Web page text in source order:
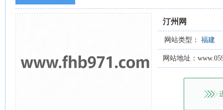
汀州网
网站类型： 福建
网站地址：